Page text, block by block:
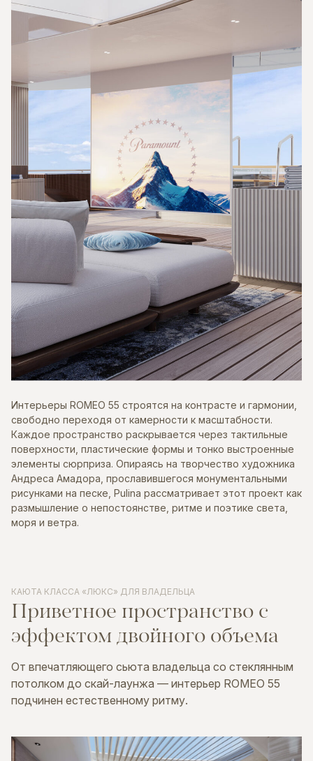
Интерьеры ROMEO 55 строятся на контрасте и гармонии,
свободно переходя от камерности к масштабности.
Каждое пространство раскрывается через тактильные
поверхности, пластические формы и тонко выстроенные
элементы сюрприза. Опираясь на творчество художника
Андреса Амадора, прославившегося монументальными
рисунками на песке, Pulina рассматривает этот проект как
размышление о непостоянстве, ритме и поэтике света,
моря и ветра.
КАЮТА КЛАССА «ЛЮКС» ДЛЯ ВЛАДЕЛЬЦА
Приветное пространство с
эффектом двойного объема
От впечатляющего сьюта владельца со стеклянным
потолком до скай-лаунжа — интерьер ROMEO 55
подчинен естественному ритму.